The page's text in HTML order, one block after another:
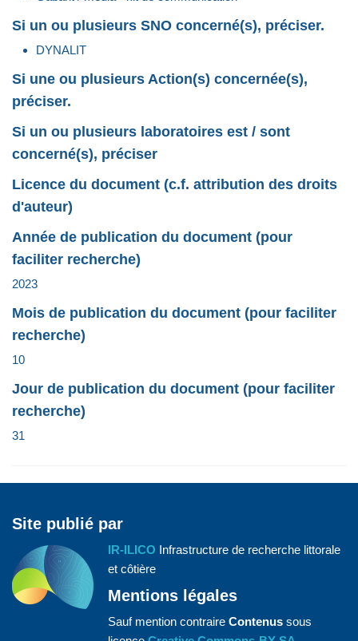
Si un ou plusieurs SNO concerné(s), préciser.
DYNALIT
Si une ou plusieurs Action(s) concernée(s),
préciser.
Si un ou plusieurs laboratoires est / sont
concerné(s), préciser
Licence du document (c.f. attribution des droits
d'auteur)
Année de publication du document (pour
faciliter recherche)
2023
Mois de publication du document (pour faciliter
recherche)
10
Jour de publication du document (pour faciliter
recherche)
31
Site publié par
IR-ILICO Infrastructure de recherche littorale
et côtière
Mentions légales
Sauf mention contraire Contenus sous